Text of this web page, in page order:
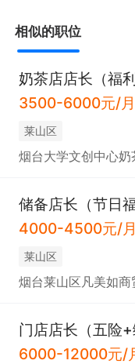
相似的职位
3500-6000元/月
莱山区
烟台大学文创中心奶
储备店长（节日
4000-4500元/月
莱山区
烟台莱山区凡美如商
门店店长（五险
6000-12000元/